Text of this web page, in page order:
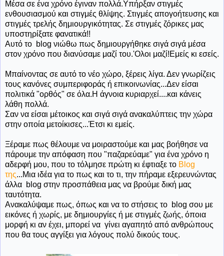
Μέσα σε ένα χρόνο έγιναν πολλά.Υπήρξαν στιγμές
ενθουσιασμού και στιγμές θλίψης. Στιγμές απογοήτευσης και
στιγμές τρελής δημιουργικότητας. Σε στιγμές ζόρικες μας
υποστηρίξατε φανατικά!!
Αυτό το blog νιώθω πως δημιουργήθηκε σιγά σιγά μέσα
στον χρόνο που διανύσαμε μαζί του.'Ολοι μαζί!Εμείς κι εσείς.
Μπαίνοντας σε αυτό το νέο χώρο, ξέρεις λίγα. Δεν γνωρίζεις
τους κανόνες συμπεριφοράς ή επικοινωνίας...Δεν είσαι
πολιτικά "ορθός" σε όλα.Η άγνοια κυριαρχεί....και κάνεις
λάθη πολλά.
Σαν να είσαι μέτοικος και σιγά σιγά ανακαλύπτεις την χώρα
στην οποία μετοίκισες...Έτσι κι εμείς.
Ξέραμε πως θέλουμε να μοιραστούμε και μας βοήθησε να
πάρουμε την απόφαση που "παζαρεύαμε" για ένα χρόνο η
αδερφή μου, που το τόλμησε πρώτη κι έφτιαξε το Blog
της...Μια ιδέα για το πως και το τι, την πήραμε εξερευνώντας
άλλα blog στην προσπάθεια μας να βρούμε δική μας
ταυτότητα.
Ανακαλύψαμε πως, όπως και να το στήσεις το blog σου με
εικόνες ή χωρίς, με δημιουργίες ή με στιγμές ζωής, όποια
μορφή κι αν έχει, μπορεί να γίνει αγαπητό από ανθρώπους
που θα τους αγγίξει για λόγους πολύ δικούς τους.